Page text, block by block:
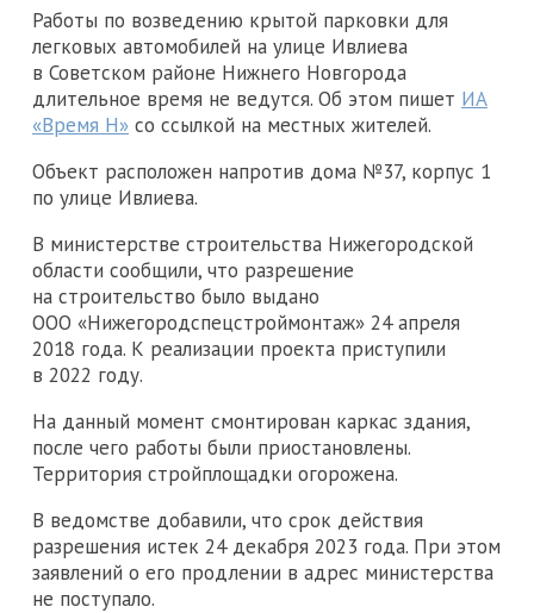
Работы по возведению крытой парковки для
легковых автомобилей на улице Ивлиева
в Советском районе Нижнего Новгорода
длительное время не ведутся. Об этом пишет ИА
«Время Н» со ссылкой на местных жителей.
Объект расположен напротив дома №37, корпус 1
по улице Ивлиева.
В министерстве строительства Нижегородской
области сообщили, что разрешение
на строительство было выдано
ООО «Нижегородспецстроймонтаж» 24 апреля
2018 года. К реализации проекта приступили
в 2022 году.
На данный момент смонтирован каркас здания,
после чего работы были приостановлены.
Территория стройплощадки огорожена.
В ведомстве добавили, что срок действия
разрешения истек 24 декабря 2023 года. При этом
заявлений о его продлении в адрес министерства
не поступало.